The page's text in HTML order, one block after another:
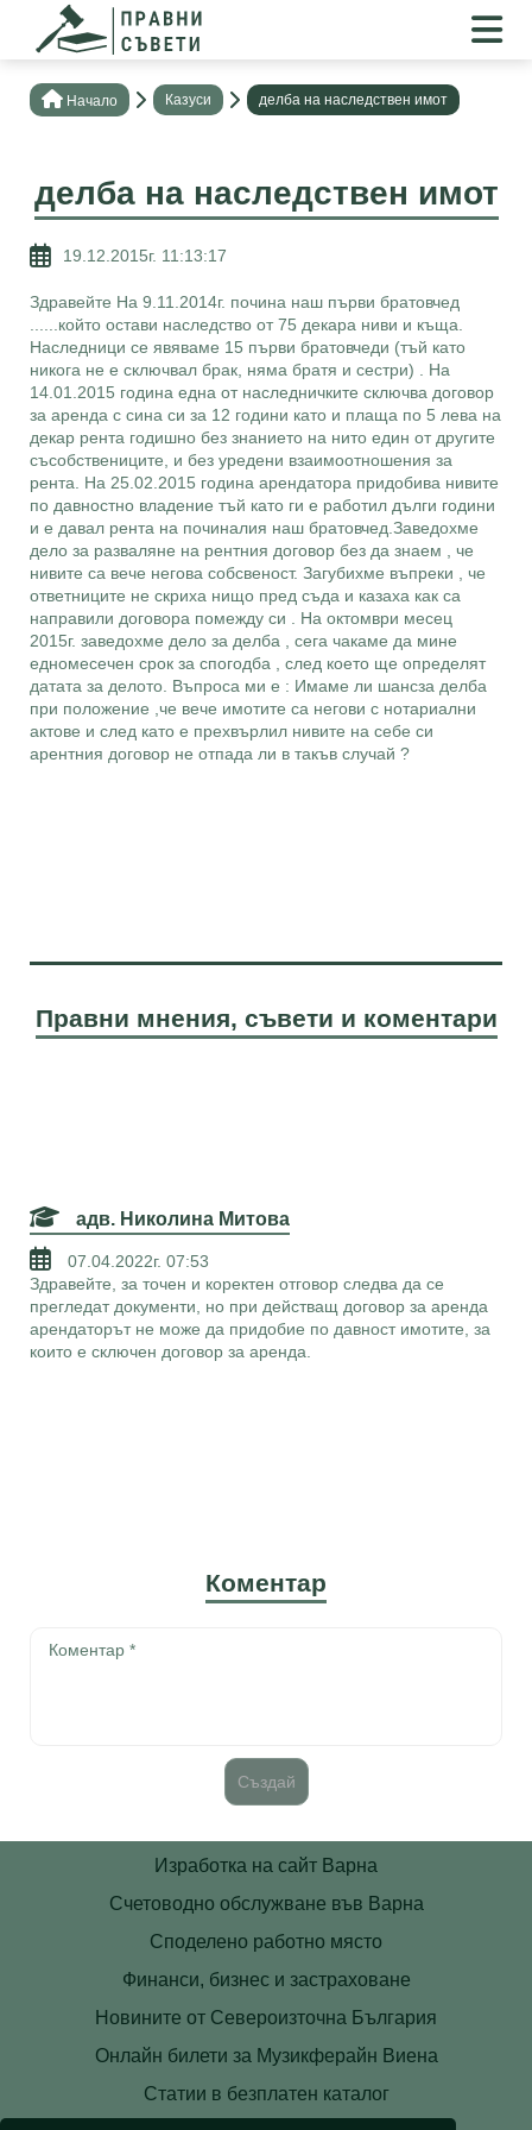
Нaчало Казуси делба на наследствен имот
делба на наследствен имот
19.12.2015г. 11:13:17
Здравейте На 9.11.2014г. почина наш първи братовчед
......който остави наследство от 75 декара ниви и къща.
Наследници се явяваме 15 първи братовчеди (тъй като
никога не е сключвал брак, няма братя и сестри) . На
14.01.2015 година една от наследничките сключва договор
за аренда с сина си за 12 години като и плаща по 5 лева на
декар рента годишно без знанието на нито един от другите
съсобствениците, и без уредени взаимоотношения за
рента. На 25.02.2015 година арендатора придобива нивите
по давностно владение тъй като ги е работил дълги години
и е давал рента на починалия наш братовчед.Заведохме
дело за разваляне на рентния договор без да знаем , че
нивите са вече негова собсвеност. Загубихме въпреки , че
ответниците не скриха нищо пред съда и казаха как са
направили договора помежду си . На октомври месец
2015г. заведохме дело за делба , сега чакаме да мине
едномесечен срок за спогодба , след което ще определят
датата за делото. Въпроса ми е : Имаме ли шансза делба
при положение ,че вече имотите са негови с нотариални
актове и след като е прехвърлил нивите на себе си
арентния договор не отпада ли в такъв случай ?
Правни мнения, съвети и коментари
адв. Николина Митова
07.04.2022г. 07:53
Здравейте, за точен и коректен отговор следва да се
прегледат документи, но при действащ договор за аренда
арендаторът не може да придобие по давност имотите, за
които е сключен договор за аренда.
Коментар
Изработка на сайт Варна
Счетоводно обслужване във Варна
Споделено работно място
Финанси, бизнес и застраховане
Новините от Североизточна България
Онлайн билети за Музикферайн Виена
Статии в безплатен каталог